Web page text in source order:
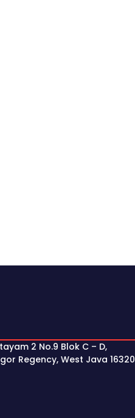
2 No.9 Blok C – D,
Regency, West Java 16320